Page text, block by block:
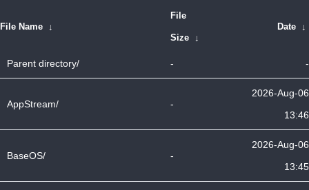
File Name ↓
File
Size ↓
Date ↓
Parent directory/ - -
AppStream/ -
2026-Aug-06
13:46
BaseOS/ -
2026-Aug-06
13:45